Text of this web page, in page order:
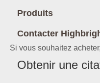
Produits
Contacter
Si vous souhaitez
Obtenir une